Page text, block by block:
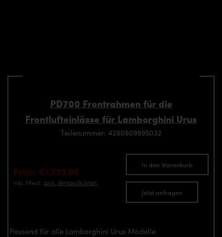
PD700 Frontrahmen für die
Frontlufteinlässe für Lamborghini Urus
Teilenummer: 4260609895032
Preis: €1,799.00
inkl. Mwst. zzgl. Versandkosten
In den Warenkorb
Jetzt anfragen
Passend für alle Lamborghini Urus Modelle